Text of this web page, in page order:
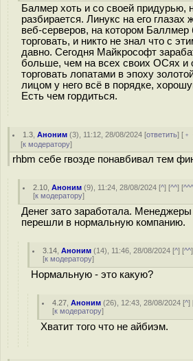
Балмер хоть и со своей придурью,
разбирается. Линукс на его
веб-серверов, на котором
торговать, и никто не знал что с
давно. Сегодня Майкрософт
больше, чем на всех своих ОСях и
торговать лопатами в эпоху
лицом у него всё в порядке,
Есть чем гордиться.
1.3 ,Аноним (3), 11:12, 28/08/2024 [ответить] [
[к модератору]
rhbm себе гвозде понавбивал тем
2.10 ,Аноним (9), 11:24, 28/08/2024 [^] [^^] [
[к модератору]
Денег зато заработала.
перешли в нормальную компанию.
3.14 ,Аноним (14), 11:46, 28/08/2024 [^] [^^
[к модератору]
Нормальную - это какую?
4.27 ,Аноним (26), 12:43, 28/08/2024 [^]
[к модератору]
Хватит того что не айбиэм.